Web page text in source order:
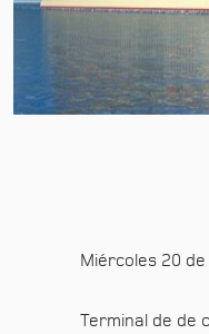
Miércoles 20
Terminal de de